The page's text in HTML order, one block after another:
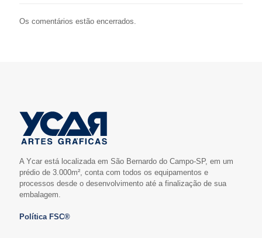
Os comentários estão encerrados.
A Ycar está localizada em São Bernardo do Campo-SP, em um
prédio de 3.000m², conta com todos os equipamentos e
processos desde o desenvolvimento até a finalização de sua
embalagem.
Política FSC®